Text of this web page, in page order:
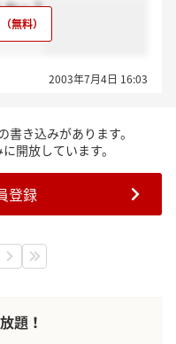
かー？
2003年7月4日 16:03
書き込みがあります。
開放しています。
登録
題！